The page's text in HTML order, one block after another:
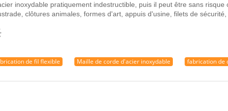
inoxydable pratiquement indestructible, puis il peut être sans
clôtures animales, formes d'art, appuis d'usine, filets de sécurité,
de fil flexible Maille de corde d'acier inoxydable fabrication de